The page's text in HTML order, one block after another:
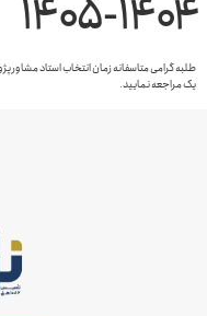
متاسفانه زمان انتخاب استاد مشاور پژوهشی
نمایید.